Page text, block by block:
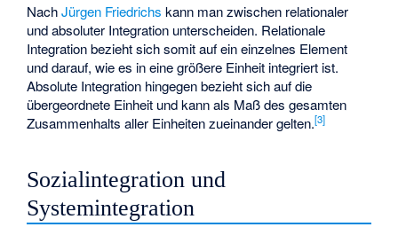
NachJürgen Friedrichs kann man zwischen relationaler
und absoluter Integration unterscheiden. Relationale
Integration bezieht sich somit auf ein einzelnes Element
und darauf, wie es in eine größere Einheit integriert ist.
Absolute Integration hingegen bezieht sich auf die
übergeordnete Einheit und kann als Maß des gesamten
Zusammenhalts aller Einheiten zueinander gelten.[3]
Sozialintegration und
Systemintegration